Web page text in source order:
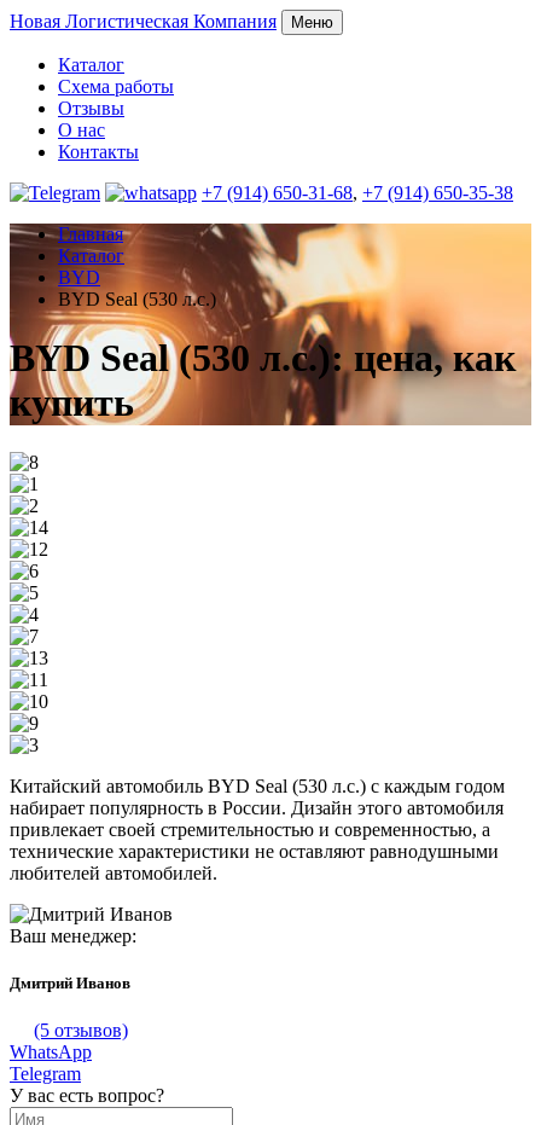
Новая Логистическая Компания Меню
Каталог
Схема работы
Отзывы
О нас
Контакты
+7 (914) 650-31-68, +7 (914) 650-35-38
Главная
Каталог
BYD
BYD Seal (530 л.с.)
BYD Seal (530 л.с.): цена, как
купить
Китайский автомобиль BYD Seal (530 л.с.) с каждым годом
набирает популярность в России. Дизайн этого автомобиля
привлекает своей стремительностью и современностью, а
технические характеристики не оставляют равнодушными
любителей автомобилей.
Ваш менеджер:
Дмитрий Иванов
(5 отзывов)
WhatsApp
Telegram
У вас есть вопрос?